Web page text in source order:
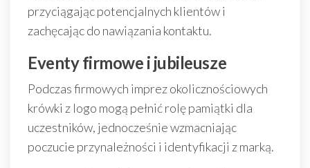
przyciągając potencjalnych klientów i
zachęcając do nawiązania kontaktu.
Eventy firmowe i jubileusze
Podczas firmowych imprez okolicznościowych
krówki z logo mogą pełnić rolę pamiątki dla
uczestników, jednocześnie wzmacniając
poczucie przynależności i identyfikacji z marką.